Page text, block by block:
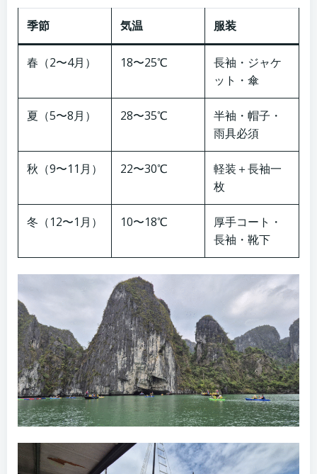
季節 気温 服装
春（2〜4月） 18〜25℃
長袖・ジャケ
ット・傘
夏（5〜8月） 28〜35℃
半袖・帽子・
雨具必須
秋（9〜11月） 22〜30℃
軽装＋長袖一
枚
冬（12〜1月） 10〜18℃
厚手コート・
長袖・靴下